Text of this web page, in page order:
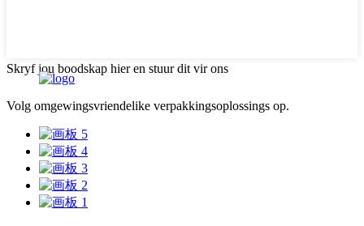
Skryf jou boodskap hier en stuur dit vir ons
Volg omgewingsvriendelike verpakkingsoplossings op.